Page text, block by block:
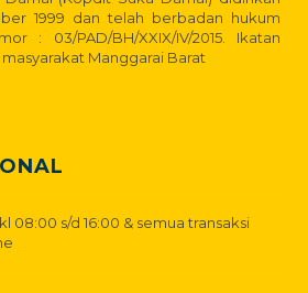
1999 dan telah berbadan hukum
: 03/PAD/BH/XXIX/IV/2015. Ikatan
Manggarai Barat
08:00 s/d 16:00 & semua transaksi